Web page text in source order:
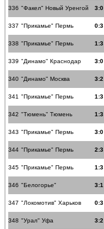
336 "Факел" Новый Уренгой 3:0
337 "Прикамье" Пермь 0:3
338 "Прикамье" Пермь 1:3
339 "Динамо" Краснодар 3:0
340 "Динамо" Москва 3:2
341 "Прикамье" Пермь 1:3
342 "Тюмень" Тюмень 1:3
343 "Прикамье" Пермь 3:0
344 "Прикамье" Пермь 2:3
345 "Прикамье" Пермь 1:3
346 "Белогорье" 3:1
347 "Локомотив" Харьков 0:3
348 "Урал" Уфа 3:2